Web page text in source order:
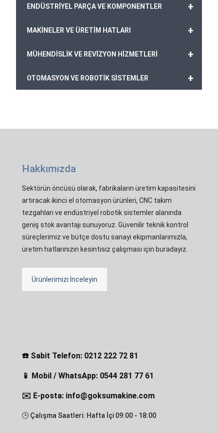
+
ENDÜSTRİYEL PARÇA VE KOMPONENTLER
+
MAKİNELER VE ÜRETİM HATLARI
+
MÜHENDİSLİK VE REVİZYON HİZMETLERİ
+
OTOMASYON VE ROBOTİK SİSTEMLER
Hakkımızda
Sektörün öncüsü olarak, fabrikaların üretim kapasitesini
artıracak ikinci el otomasyon ürünleri, CNC takım
tezgahları ve endüstriyel robotik sistemler alanında
geniş stok avantajı sunuyoruz. Güvenilir teknik kontrol
süreçlerimiz ve bütçe dostu sanayi ekipmanlarımızla,
üretim hatlarınızın kesintisiz çalışması için buradayız.
Ürünlerimizi İnceleyin
☎️ Sabit Telefon: 0212 222 72 81
📱 Mobil / WhatsApp: 0544 281 77 61
✉️ E-posta: info@goksumakine.com
🕒 Çalışma Saatleri: Hafta İçi 09:00 - 18:00